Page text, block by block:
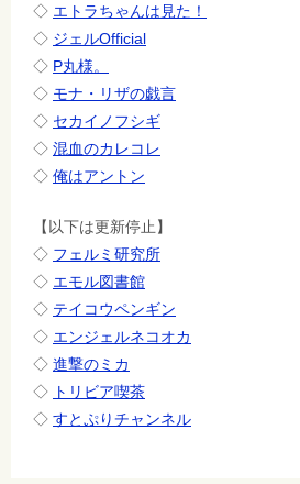
◇ エトラちゃんは見た！
◇ ジェルOfficial
◇ P丸様。
◇ モナ・リザの戯言
◇ セカイノフシギ
◇ 混血のカレコレ
◇ 俺はアントン
【以下は更新停止】
◇ フェルミ研究所
◇ エモル図書館
◇ テイコウペンギン
◇ エンジェルネコオカ
◇ 進撃のミカ
◇ トリビア喫茶
◇ すとぷりチャンネル